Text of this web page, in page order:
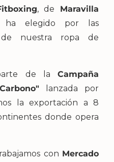
, de Maravilla
elegido por las
de nuestra ropa de
parte de la Campaña
lanzada por
la exportación a 8
donde opera
con Mercado